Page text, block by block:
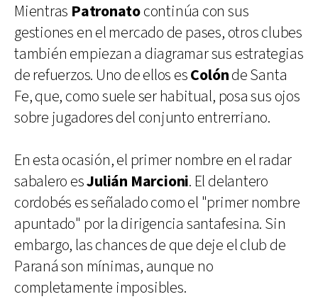
Mientras Patronatocontinúa con sus
gestiones en el mercado de pases, otros clubes
también empiezan a diagramar sus estrategias
de refuerzos. Uno de ellos esColónde Santa
Fe, que, como suele ser habitual, posa sus ojos
sobre jugadores del conjunto entrerriano.
En esta ocasión, el primer nombre en el radar
sabalero esJulián Marcioni. El delantero
cordobés es señalado como el "primer nombre
apuntado" por la dirigencia santafesina. Sin
embargo, las chances de que deje el club de
Paraná son mínimas, aunque no
completamente imposibles.